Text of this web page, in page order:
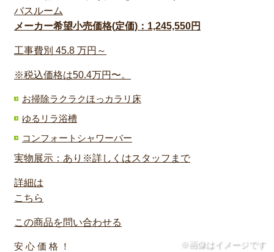
※画像はイメージです
バスルーム
メーカー希望小売価格(定価)：1,245,550円
工事費別 45.8 万円～
※税込価格は50.4万円〜。
お掃除ラクラクほっカラリ床
ゆるリラ浴槽
コンフォートシャワーバー
実物展示：あり※詳しくはスタッフまで
詳細は
こちら
この商品を問い合わせる
安 心 価 格 ！